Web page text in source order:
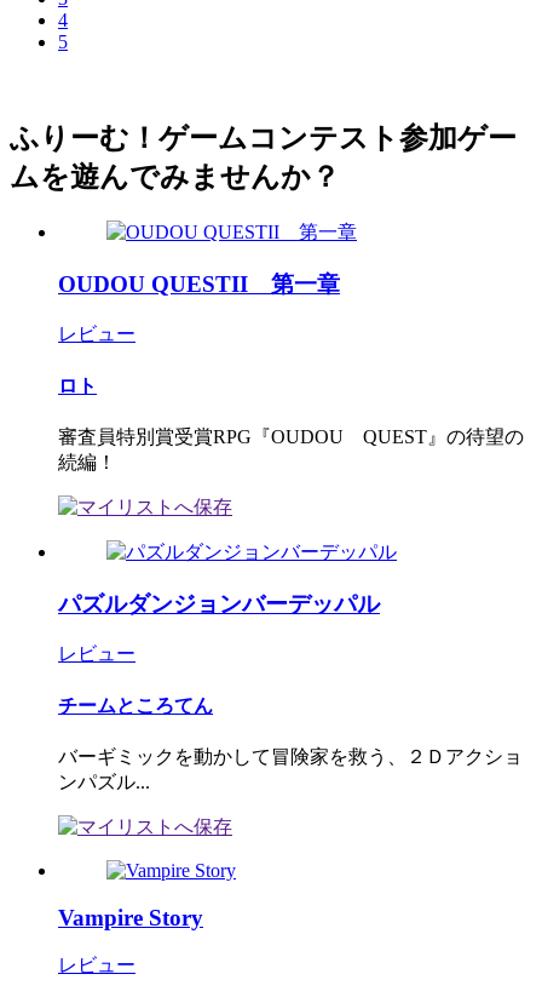
4
5
ふりーむ！ゲームコンテスト参加ゲー
ムを遊んでみませんか？
OUDOU QUESTII 第一章
レビュー
ロト
審査員特別賞受賞RPG『OUDOU QUEST』の待望の
続編！
パズルダンジョンバーデッパル
レビュー
チームところてん
バーギミックを動かして冒険家を救う、２Ｄアクショ
ンパズル...
Vampire Story
レビュー